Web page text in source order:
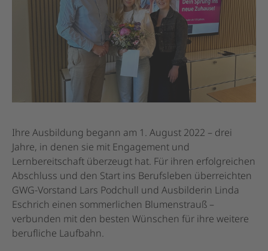
Ihre Ausbildung begann am 1. August 2022 – drei
Jahre, in denen sie mit Engagement und
Lernbereitschaft überzeugt hat. Für ihren erfolgreichen
Abschluss und den Start ins Berufsleben überreichten
GWG-Vorstand Lars Podchull und Ausbilderin Linda
Eschrich einen sommerlichen Blumenstrauß –
verbunden mit den besten Wünschen für ihre weitere
berufliche Laufbahn.